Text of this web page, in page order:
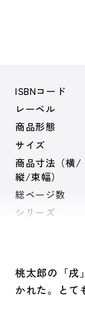
ISBNコード
レーベル
商品形態
サイズ
商品寸法（横/
縦/束幅）
総ページ数
シリーズ
桃太郎の「戌
かれた。とて